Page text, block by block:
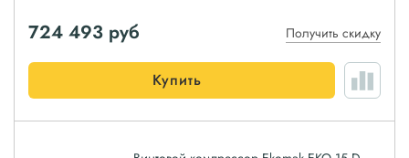
724 493 руб Получить скидку
Купить